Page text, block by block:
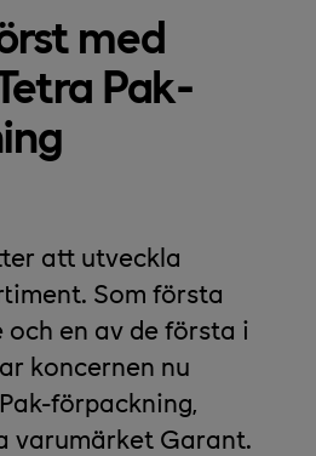
med
Pak-
att utveckla
Som första
och en av de första i
koncernen nu
förpackning,
varumärket Garant.